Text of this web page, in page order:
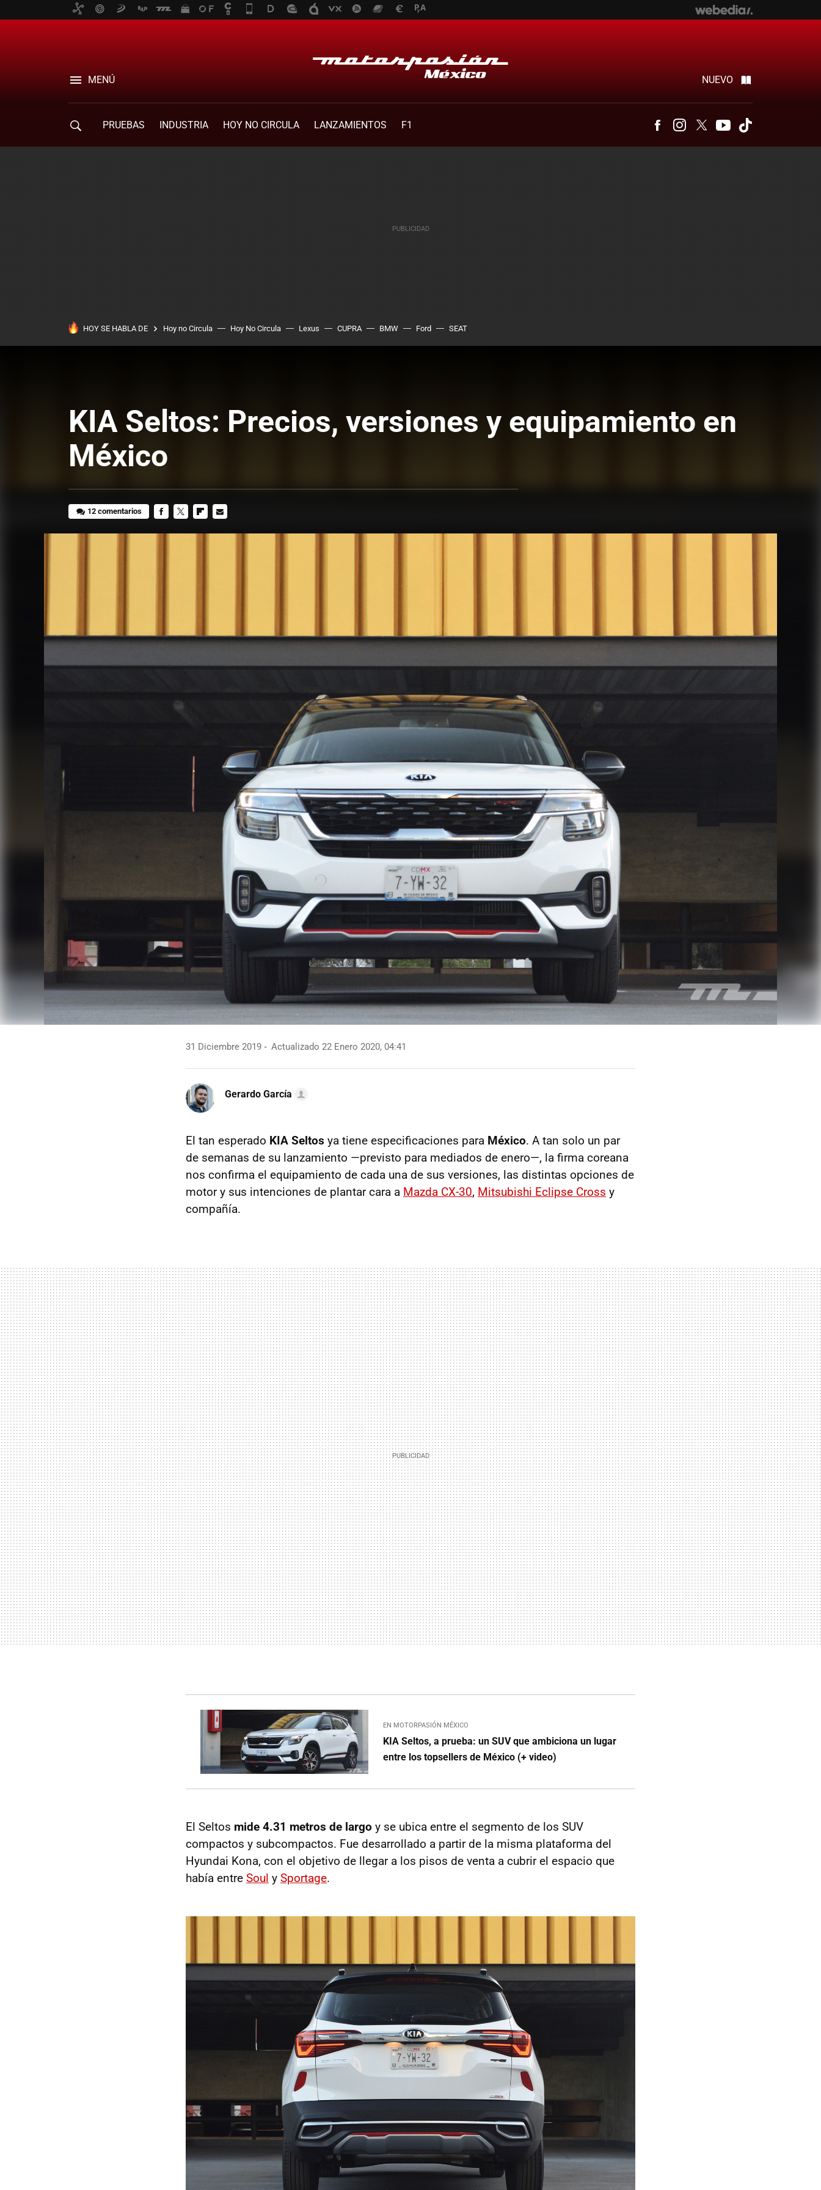
MENÚ NUEVO
PRUEBAS INDUSTRIA HOY NO CIRCULA LANZAMIENTOS F1 FacebookInstagram
Twitter Youtube
HOY SE HABLA DE Hoy no Circula Hoy No Circula Lexus CUPRA BMW Ford SEAT
KIA Seltos: Precios, versiones y equipamiento en
México
12 comentarios
31 Diciembre 2019 Actualizado 22 Enero 2020, 04:41
Gerardo García
El tan esperado KIA Seltos ya tiene especificaciones para México. A tan solo un par
de semanas de su lanzamiento —previsto para mediados de enero—, la firma coreana
nos confirma el equipamiento de cada una de sus versiones, las distintas opciones de
motor y sus intenciones de plantar cara a Mazda CX-30, Mitsubishi Eclipse Cross y
compañía.
EN MOTORPASIÓN MÉXICO
KIA Seltos, a prueba: un SUV que ambiciona un lugar
entre los topsellers de México (+ video)
El Seltos mide 4.31 metros de largo y se ubica entre el segmento de los SUV
compactos y subcompactos. Fue desarrollado a partir de la misma plataforma del
Hyundai Kona, con el objetivo de llegar a los pisos de venta a cubrir el espacio que
había entre Soul y Sportage.